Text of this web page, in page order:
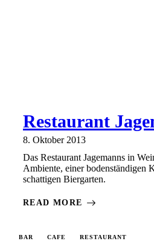
Restaurant
8. Oktober 2013
Das Restaurant Jagemanns in
Ambiente, einer bodenständigen
schattigen Biergarten.
READ MORE
BAR CAFE RESTAURANT